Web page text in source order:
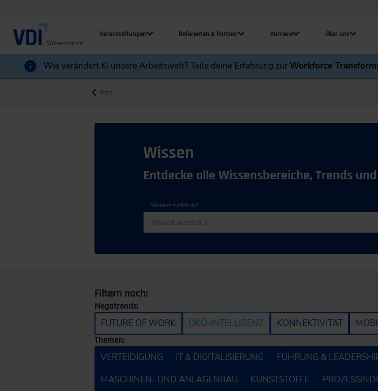
Veranstaltungen Referenten & Partner Karriere Über uns
Wie verändert KI unsere Arbeitswelt? Teile deine Erfahrung zurWorkforce
Start
Wissen
Entdecke alle Wissensbereiche, Trends
Wonach suchst du?
Filtern nach:
Megatrends:
FUTURE OF WORK ÖKO-INTELLIGENZ KONNEKTIVITÄT
Themen:
VERTEIDIGUNG IT & DIGITALISIERUNG FÜHRUNG &
MASCHINEN- UND ANLAGENBAU
KUNSTSTOFFE